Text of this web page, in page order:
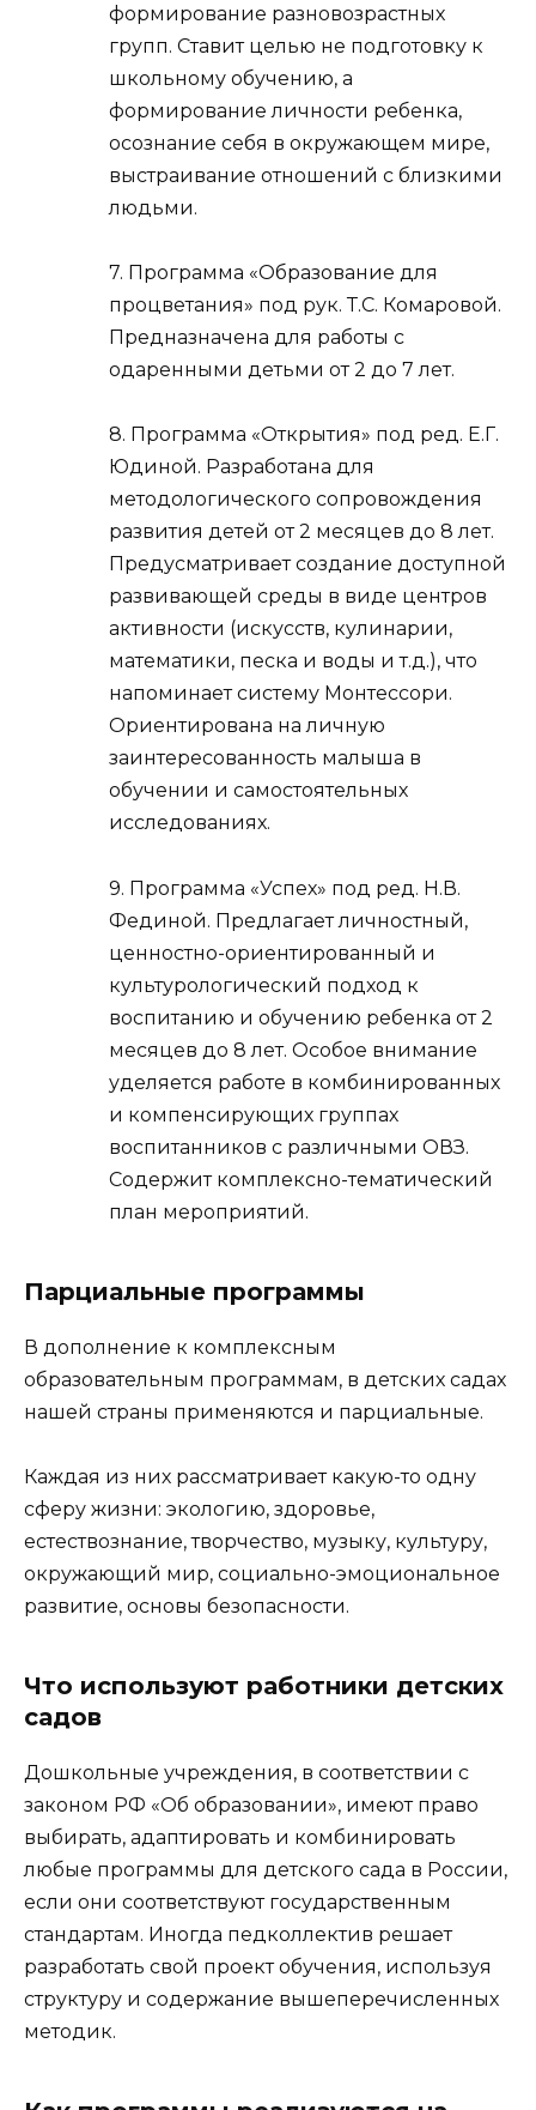
формирование разновозрастных
групп. Ставит целью не подготовку к
школьному обучению, а
формирование личности ребенка,
осознание себя в окружающем мире,
выстраивание отношений с близкими
людьми.
7. Программа «Образование для
процветания» под рук. Т.С. Комаровой.
Предназначена для работы с
одаренными детьми от 2 до 7 лет.
8. Программа «Открытия» под ред. Е.Г.
Юдиной. Разработана для
методологического сопровождения
развития детей от 2 месяцев до 8 лет.
Предусматривает создание доступной
развивающей среды в виде центров
активности (искусств, кулинарии,
математики, песка и воды и т.д.), что
напоминает систему Монтессори.
Ориентирована на личную
заинтересованность малыша в
обучении и самостоятельных
исследованиях.
9. Программа «Успех» под ред. Н.В.
Фединой. Предлагает личностный,
ценностно-ориентированный и
культурологический подход к
воспитанию и обучению ребенка от 2
месяцев до 8 лет. Особое внимание
уделяется работе в комбинированных
и компенсирующих группах
воспитанников с различными ОВЗ.
Содержит комплексно-тематический
план мероприятий.
Парциальные программы
В дополнение к комплексным
образовательным программам, в детских садах
нашей страны применяются и парциальные.
Каждая из них рассматривает какую-то одну
сферу жизни: экологию, здоровье,
естествознание, творчество, музыку, культуру,
окружающий мир, социально-эмоциональное
развитие, основы безопасности.
Что используют работники детских
садов
Дошкольные учреждения, в соответствии с
законом РФ «Об образовании», имеют право
выбирать, адаптировать и комбинировать
любые программы для детского сада в России,
если они соответствуют государственным
стандартам. Иногда педколлектив решает
разработать свой проект обучения, используя
структуру и содержание вышеперечисленных
методик.